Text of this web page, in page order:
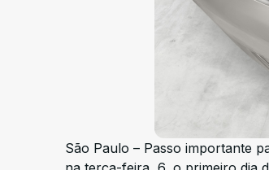
São Paulo – Passo importante